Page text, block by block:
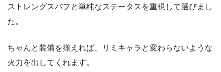
ストレングスバフと単純なステータスを重視して選びまし
た。
ちゃんと装備を揃えれば、リミキャラと変わらないような
火力を出してくれます。